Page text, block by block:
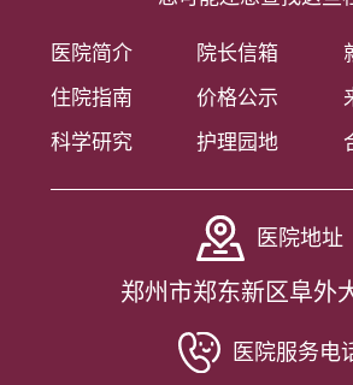
医院简介 院长信箱
住院指南
价格公示
科学研究
护理园地
医院地址
郑州市郑东新区阜外
医院服务电